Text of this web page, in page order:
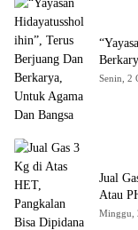
Senin, 2
Jual
Atau
Minggu,